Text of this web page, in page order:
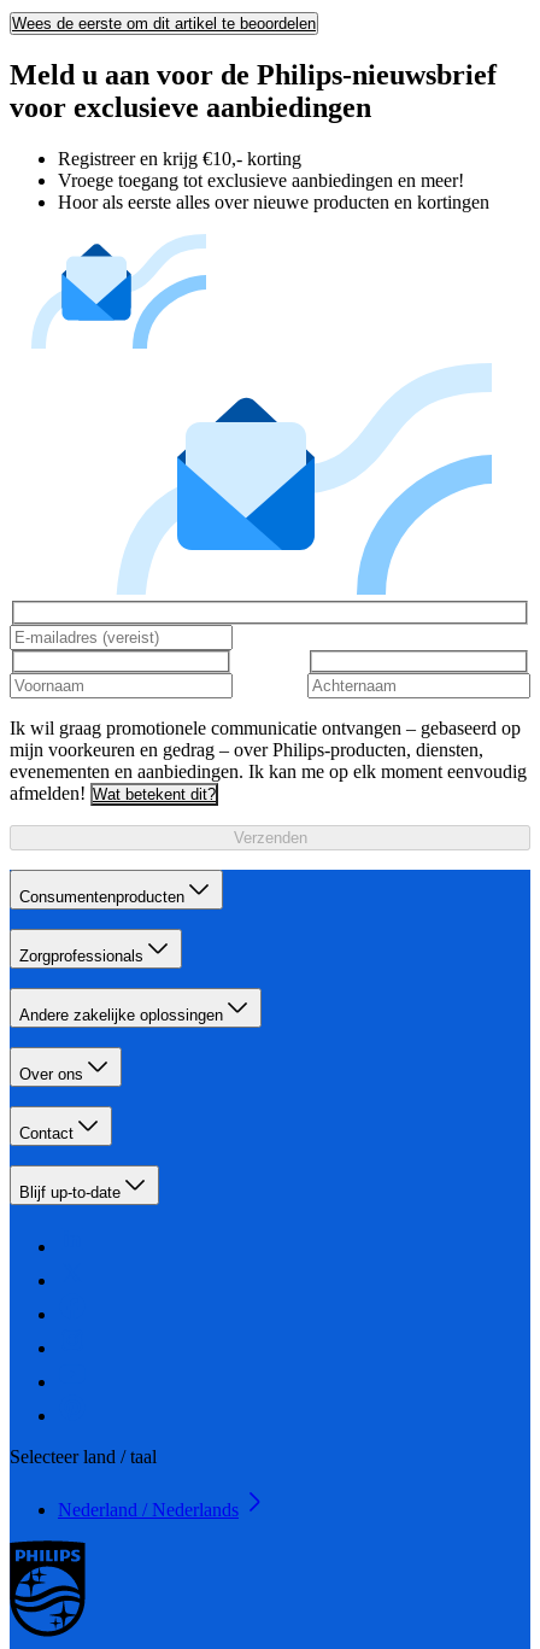
Wees de eerste om dit artikel te beoordelen
Meld u aan voor de Philips-nieuwsbrief
voor exclusieve aanbiedingen
Registreer en krijg €10,- korting
Vroege toegang tot exclusieve aanbiedingen en meer!
Hoor als eerste alles over nieuwe producten en kortingen
Ik wil graag promotionele communicatie ontvangen – gebaseerd op
mijn voorkeuren en gedrag – over Philips-producten, diensten,
evenementen en aanbiedingen. Ik kan me op elk moment eenvoudig
afmelden! Wat betekent dit?
Verzenden
Consumentenproducten
Zorgprofessionals
Andere zakelijke oplossingen
Over ons
Contact
Blijf up-to-date
Selecteer land / taal
Nederland / Nederlands